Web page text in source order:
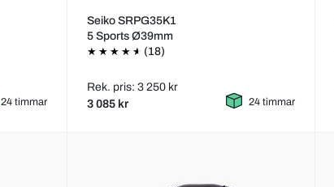
24 timmar
Seiko SRPG35K1
5 Sports Ø39mm
(18)
Rek. pris: 3 250 kr
3 085 kr 24 timmar